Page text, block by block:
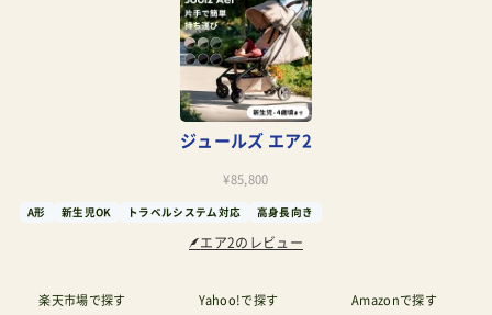
違い。子の自発的な激しい乗り降りにも対応して
くれる幅広のフットステップは安心感があるRISU
バタフライ2と比べてハンドル高さ以外の欠点は
見えましたか？管理人パパこれはメリットの裏返
しになるけども、フットステップへの足つきが早
いということは、脚が長くなった4歳頃には収まり
が悪くなることを意味する。例えば以下の画像を
見て欲しい左がジュールズエア2、右がバガブーバ
ジュールズ エア2
¥85,800
A形 新生児OK トラベルシステム対応 高身長向き
エア2のレビュー
Amazonで探す
楽天市場で探す Yahoo!で探す